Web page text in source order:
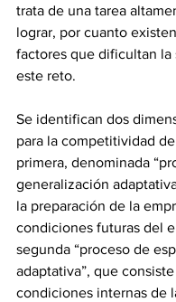
trata de una tarea
lograr, por cuanto
factores que dificultan la
este reto.
Se identifican dos
para la competitividad
primera, denominada
generalización
la preparación de la
condiciones futuras del
segunda “proceso de
adaptativa”, que
condiciones internas de